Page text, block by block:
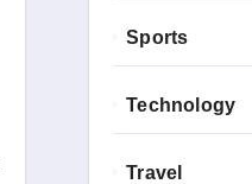
Sports
Technology
Travel